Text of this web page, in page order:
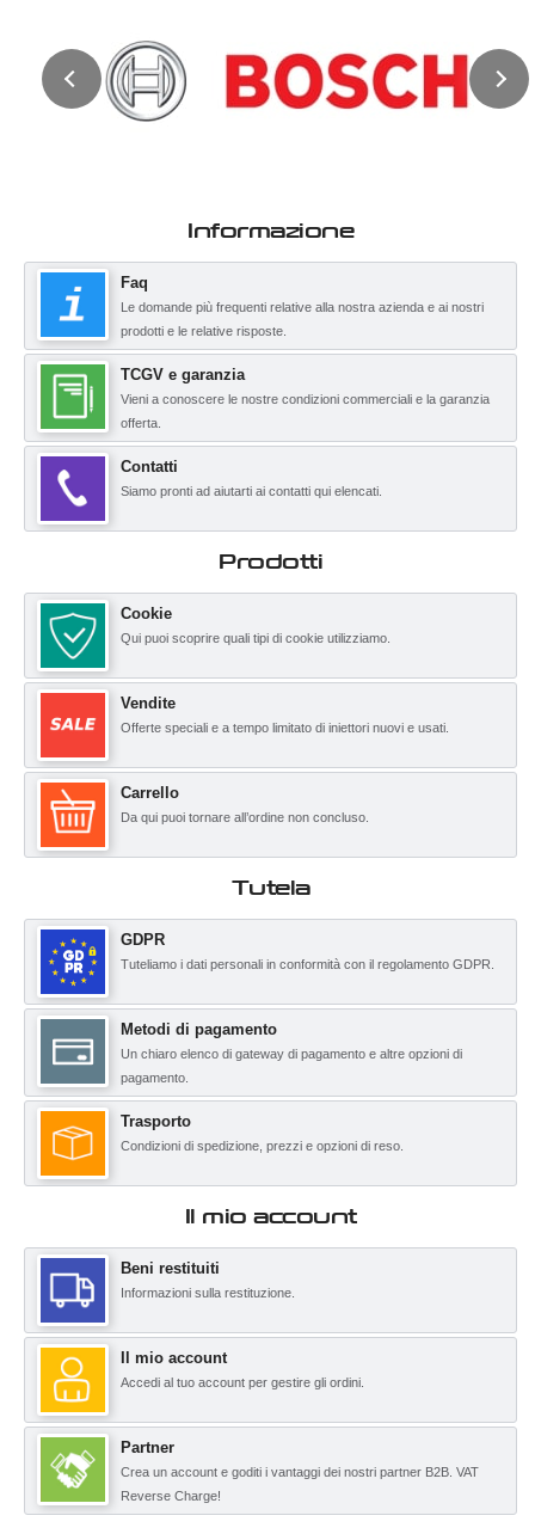
Informazione
Faq
Le domande più frequenti relative alla nostra azienda e ai nostri
prodotti e le relative risposte.
TCGV e garanzia
Vieni a conoscere le nostre condizioni commerciali e la garanzia
offerta.
Contatti
Siamo pronti ad aiutarti ai contatti qui elencati.
Prodotti
Cookie
Qui puoi scoprire quali tipi di cookie utilizziamo.
Vendite
Offerte speciali e a tempo limitato di iniettori nuovi e usati.
Carrello
Da qui puoi tornare all’ordine non concluso.
Tutela
GDPR
Tuteliamo i dati personali in conformità con il regolamento GDPR.
Metodi di pagamento
Un chiaro elenco di gateway di pagamento e altre opzioni di
pagamento.
Trasporto
Condizioni di spedizione, prezzi e opzioni di reso.
Il mio account
Beni restituiti
Informazioni sulla restituzione.
Il mio account
Accedi al tuo account per gestire gli ordini.
Partner
Crea un account e goditi i vantaggi dei nostri partner B2B. VAT
Reverse Charge!